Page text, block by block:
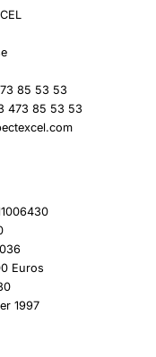
85 53 53
473 85 53 53
Euros
1997